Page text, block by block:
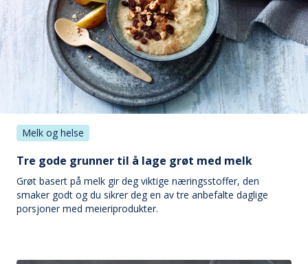
Melk og helse
Tre gode grunner til å lage grøt med melk
Grøt basert på melk gir deg viktige næringsstoffer, den
smaker godt og du sikrer deg en av tre anbefalte daglige
porsjoner med meieriprodukter.